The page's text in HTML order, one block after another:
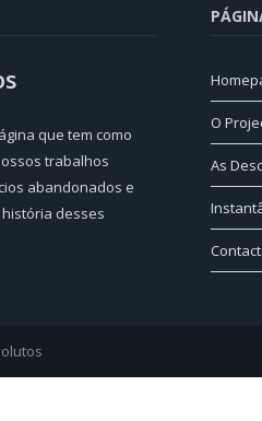
que tem como
trabalhos
abandonados e
desses
O
As